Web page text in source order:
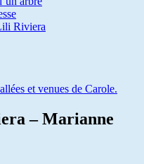
Riviera
et venues de Carole.
– Marianne